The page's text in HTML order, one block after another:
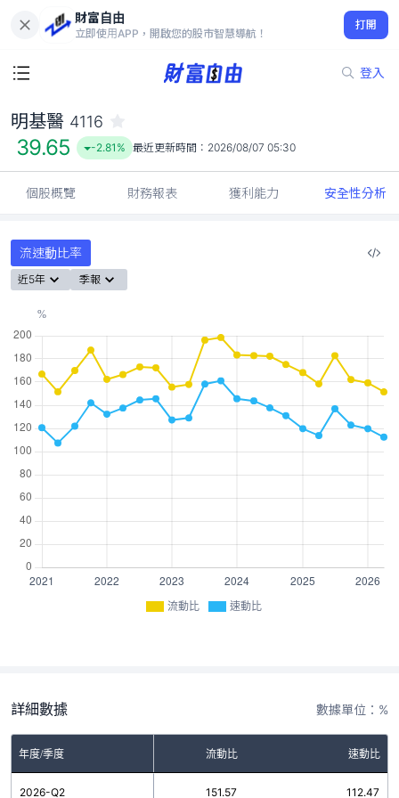
財富自由
立即使用APP，開啟您的股市智慧導航！
打開
登入
39.65
-2.81%
明基醫 4116
39.65 -2.81% 最近更新時間： 2026/08/07 05:30
個股概覽 財務報表 獲利能力 安全性分析
流速動比率
近5年 季報
流動比 速動比
詳細數據 數據單位：%
年度/季度 流動比 速動比
2026-Q2 151.57 112.47